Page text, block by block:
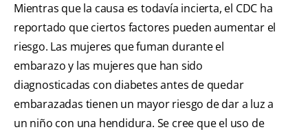
Mientras que la causa es todavía incierta, el CDC ha
reportado que ciertos factores pueden aumentar el
riesgo. Las mujeres que fuman durante el
embarazo y las mujeres que han sido
diagnosticadas con diabetes antes de quedar
embarazadas tienen un mayor riesgo de dar a luz a
un niño con una hendidura. Se cree que el uso de